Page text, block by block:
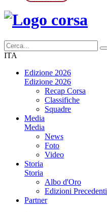
ITA
Edizione 2026
Edizione 2026
Recap Corsa
Classifiche
Squadre
Media
Media
News
Foto
Video
Storia
Storia
Albo d'Oro
Edizioni Precedenti
Partner